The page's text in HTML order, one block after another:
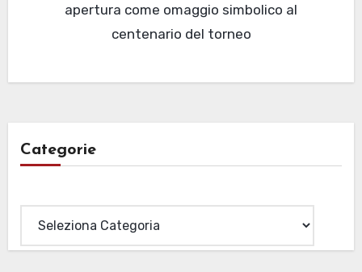
apertura come omaggio simbolico al
centenario del torneo
Categorie